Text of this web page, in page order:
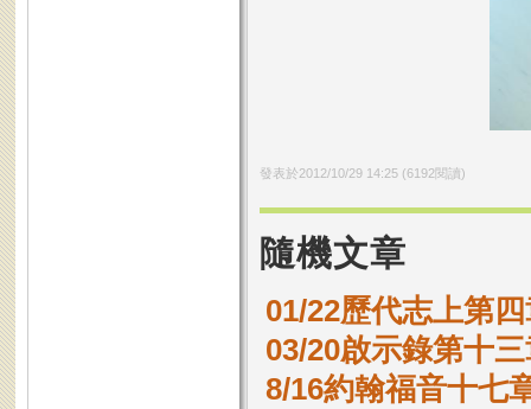
發表於2012/10/29 14:25(6192 閱讀)
隨機文章
01/22歷代志上第
03/20啟示錄第十
8/16約翰福音十七